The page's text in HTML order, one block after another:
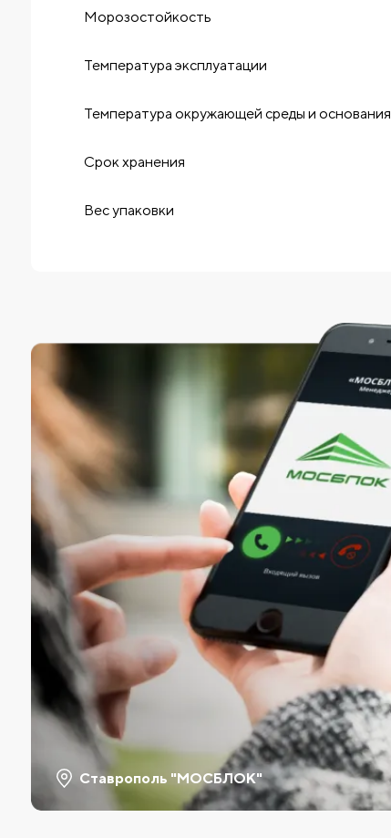
Морозостойкость
Температура эксплуатации
Температура окружающей среды и основания
Срок хранения
Вес упаковки
Ставрополь "МОСБЛОК"